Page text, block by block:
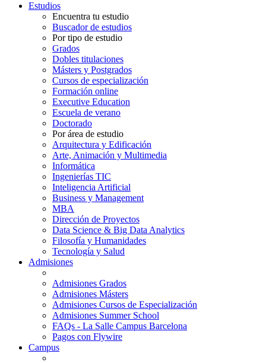
Estudios
Encuentra tu estudio
Buscador de estudios
Por tipo de estudio
Grados
Dobles titulaciones
Másters y Postgrados
Cursos de especialización
Formación online
Executive Education
Escuela de verano
Doctorado
Por área de estudio
Arquitectura y Edificación
Arte, Animación y Multimedia
Informática
Ingenierías TIC
Inteligencia Artificial
Business y Management
MBA
Dirección de Proyectos
Data Science & Big Data Analytics
Filosofía y Humanidades
Tecnología y Salud
Admisiones
Admisiones Grados
Admisiones Másters
Admisiones Cursos de Especialización
Admisiones Summer School
FAQs - La Salle Campus Barcelona
Pagos con Flywire
Campus